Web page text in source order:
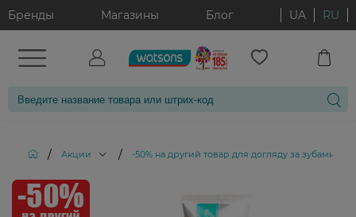
Бренды Магазины Блог UA RU
/ Акции / -50% на другий товар для догляду за зубами